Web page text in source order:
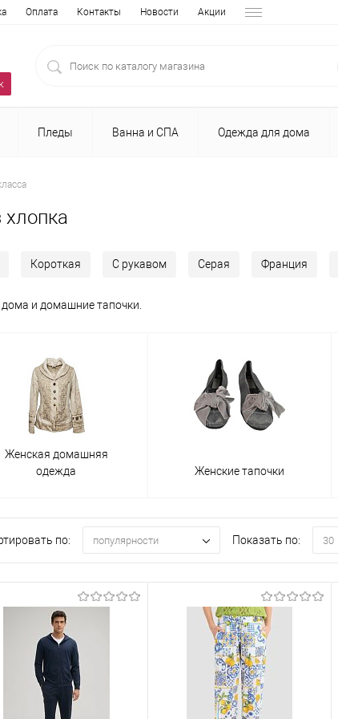
Оплата Контакты Новости Акции
Пледы Ванна и СПА Одежда для дома
Короткая С рукавом Серая Франция
и домашние тапочки.
Женская домашняя
одежда
Женские тапочки
по: популярности Показать по: 30